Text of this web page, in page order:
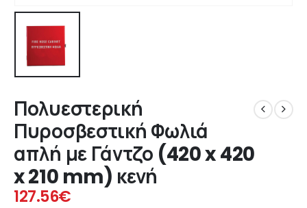
Πολυεστερική
Πυροσβεστική Φωλιά
απλή με Γάντζο (420 x 420
x 210 mm) κενή
127.56€